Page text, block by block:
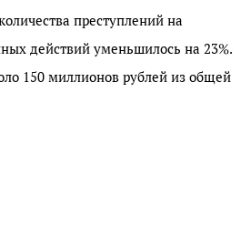
преступлений на
действий уменьшилось на 23%.
150 миллионов рублей из общей